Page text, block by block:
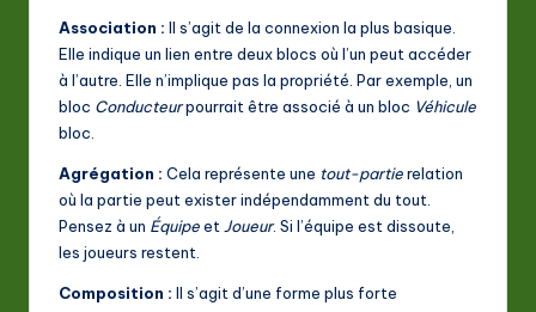
Association : Il s’agit de la connexion la plus basique.
Elle indique un lien entre deux blocs où l’un peut accéder
à l’autre. Elle n’implique pas la propriété. Par exemple, un
bloc Conducteurpourrait être associé à un bloc Véhicule
bloc.
Agrégation : Cela représente une tout-partierelation
où la partie peut exister indépendamment du tout.
Pensez à un ÉquipeetJoueur. Si l’équipe est dissoute,
les joueurs restent.
Composition : Il s’agit d’une forme plus forte